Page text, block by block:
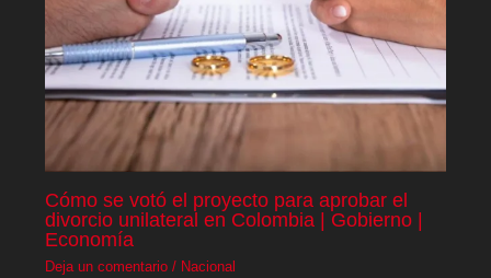
Cómo se votó el proyecto para aprobar el
divorcio unilateral en Colombia | Gobierno |
Economía
Deja un comentario / Nacional